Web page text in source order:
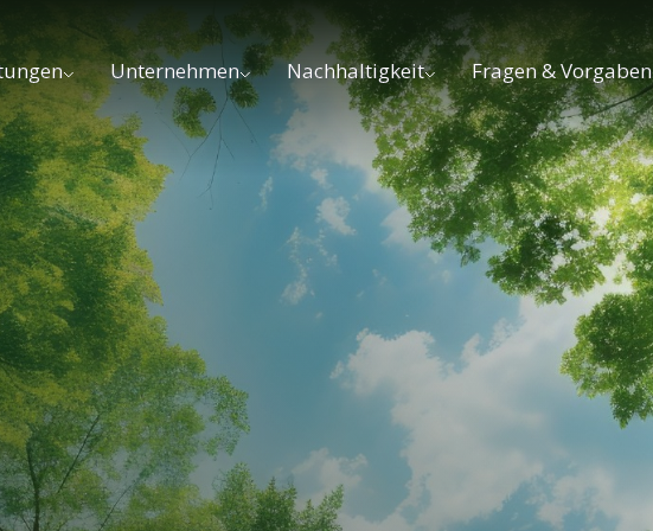
Unternehmen Nachhaltigkeit Fragen & Vorgaben